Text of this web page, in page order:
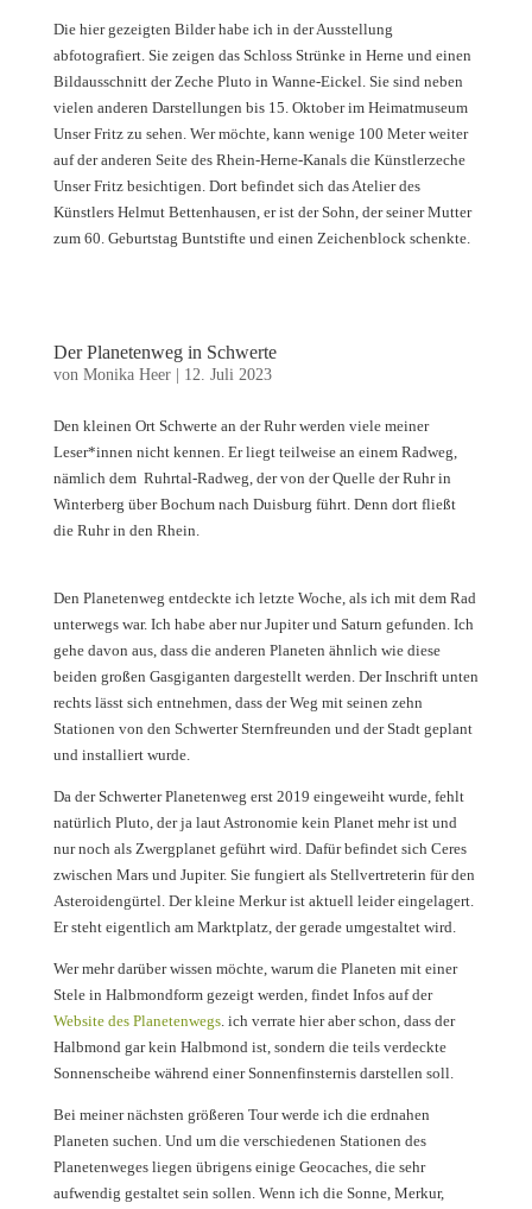
Die hier gezeigten Bilder habe ich in der Ausstellung
abfotografiert. Sie zeigen das Schloss Strünke in Herne und einen
Bildausschnitt der Zeche Pluto in Wanne-Eickel. Sie sind neben
vielen anderen Darstellungen bis 15. Oktober im Heimatmuseum
Unser Fritz zu sehen. Wer möchte, kann wenige 100 Meter weiter
auf der anderen Seite des Rhein-Herne-Kanals die Künstlerzeche
Unser Fritz besichtigen. Dort befindet sich das Atelier des
Künstlers Helmut Bettenhausen, er ist der Sohn, der seiner Mutter
zum 60. Geburtstag Buntstifte und einen Zeichenblock schenkte.
Der Planetenweg in Schwerte
von Monika Heer| 12. Juli 2023
Den kleinen Ort Schwerte an der Ruhr werden viele meiner
Leser*innen nicht kennen. Er liegt teilweise an einem Radweg,
nämlich dem Ruhrtal-Radweg, der von der Quelle der Ruhr in
Winterberg über Bochum nach Duisburg führt. Denn dort fließt
die Ruhr in den Rhein.
Den Planetenweg entdeckte ich letzte Woche, als ich mit dem Rad
unterwegs war. Ich habe aber nur Jupiter und Saturn gefunden. Ich
gehe davon aus, dass die anderen Planeten ähnlich wie diese
beiden großen Gasgiganten dargestellt werden. Der Inschrift unten
rechts lässt sich entnehmen, dass der Weg mit seinen zehn
Stationen von den Schwerter Sternfreunden und der Stadt geplant
und installiert wurde.
Da der Schwerter Planetenweg erst 2019 eingeweiht wurde, fehlt
natürlich Pluto, der ja laut Astronomie kein Planet mehr ist und
nur noch als Zwergplanet geführt wird. Dafür befindet sich Ceres
zwischen Mars und Jupiter. Sie fungiert als Stellvertreterin für den
Asteroidengürtel. Der kleine Merkur ist aktuell leider eingelagert.
Er steht eigentlich am Marktplatz, der gerade umgestaltet wird.
Wer mehr darüber wissen möchte, warum die Planeten mit einer
Stele in Halbmondform gezeigt werden, findet Infos auf der
Website des Planetenwegs. ich verrate hier aber schon, dass der
Halbmond gar kein Halbmond ist, sondern die teils verdeckte
Sonnenscheibe während einer Sonnenfinsternis darstellen soll.
Bei meiner nächsten größeren Tour werde ich die erdnahen
Planeten suchen. Und um die verschiedenen Stationen des
Planetenweges liegen übrigens einige Geocaches, die sehr
aufwendig gestaltet sein sollen. Wenn ich die Sonne, Merkur,